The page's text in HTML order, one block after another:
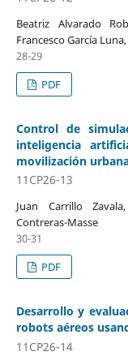
Beatriz Alvarado
Francesco García
28-29
PDF
Control de
inteligencia
movilización
11CP26-13
Juan Carrillo
Contreras-Masse
30-31
PDF
Desarrollo y
robots aéreos
11CP26-14